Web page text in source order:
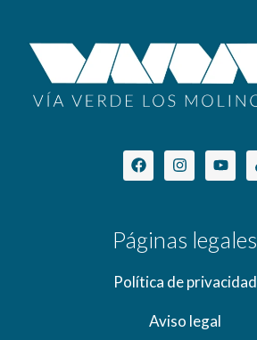
Páginas legales
Política de privacidad
Aviso legal